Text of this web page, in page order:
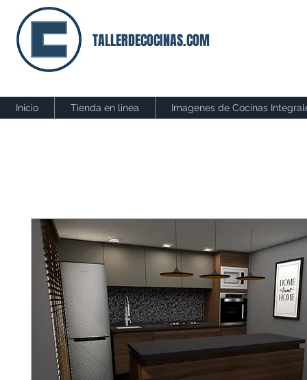
TALLERDECOCINAS.COM
Inicio Tienda en linea Imagenes de Cocinas